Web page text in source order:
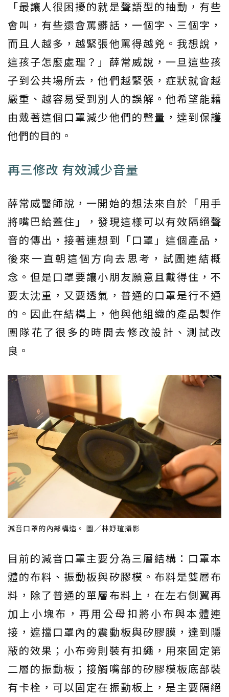
「最讓人很困擾的就是聲語型的抽動，有些
會叫，有些還會罵髒話，一個字、三個字，
而且人越多，越緊張他罵得越兇。我想說，
這孩子怎麼處理？」薛常威說，一旦這些孩
子到公共場所去，他們越緊張，症狀就會越
嚴重、越容易受到別人的誤解。他希望能藉
由戴著這個口罩減少他們的聲量，達到保護
他們的目的。
再三修改 有效減少音量
薛常威醫師說，一開始的想法來自於「用手
將嘴巴給蓋住」，發現這樣可以有效隔絕聲
音的傳出，接著連想到「口罩」這個產品，
後來一直朝這個方向去思考，試圖連結概
念。但是口罩要讓小朋友願意且戴得住，不
要太沈重，又要透氣，普通的口罩是行不通
的。因此在結構上，他與他組織的產品製作
團隊花了很多的時間去修改設計、測試改
良。
減音口罩的內部構造。 圖／林妤瑄攝影
目前的減音口罩主要分為三層結構：口罩本
體的布料、振動板與矽膠模。布料是雙層布
料，除了普通的單層布料上，在左右側翼再
加上小塊布，再用公母扣將小布與本體連
接，遮擋口罩內的震動板與矽膠膜，達到隱
蔽的效果；小布旁則裝有扣繩，用來固定第
二層的振動板；接觸嘴部的矽膠模板底部裝
有卡栓，可以固定在振動板上，是主要隔絕